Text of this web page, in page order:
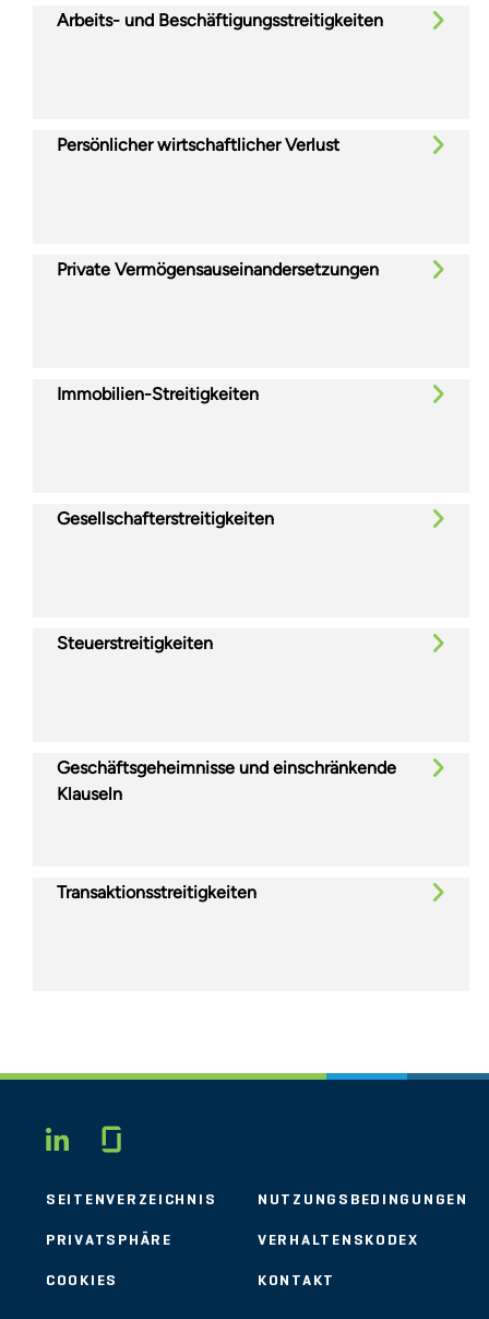
Arbeits- und Beschäftigungsstreitigkeiten
Persönlicher wirtschaftlicher Verlust
Private Vermögensauseinandersetzungen
Immobilien-Streitigkeiten
Gesellschafterstreitigkeiten
Steuerstreitigkeiten
Geschäftsgeheimnisse und einschränkende
Klauseln
Transaktionsstreitigkeiten
LINKEDIN
SEITENVERZEICHNIS NUTZUNGSBEDINGUNGEN
PRIVATSPHÄRE VERHALTENSKODEX
COOKIES KONTAKT